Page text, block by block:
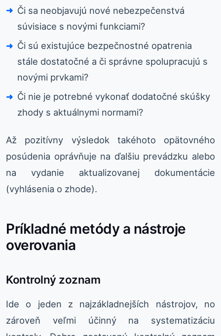
Či sa neobjavujú nové nebezpečenstvá
súvisiace s novými funkciami?
Či sú existujúce bezpečnostné opatrenia
stále dostatočné a či správne spolupracujú s
novými prvkami?
Či nie je potrebné vykonať dodatočné skúšky
zhody s aktuálnymi normami?
Až pozitívny výsledok takéhoto opätovného
posúdenia oprávňuje na ďalšiu prevádzku alebo
na vydanie aktualizovanej dokumentácie
(vyhlásenia o zhode).
Príkladné metódy a nástroje
overovania
Kontrolný zoznam
Ide o jeden z najzákladnejších nástrojov, no
zároveň veľmi účinný na systematizáciu